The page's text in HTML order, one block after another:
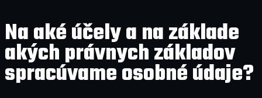
Na aké účely a na základe
akých právnych základov
spracúvame osobné údaje?